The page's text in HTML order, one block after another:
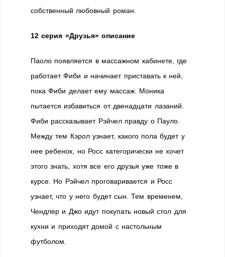
собственный любовный роман.
12 серия «Друзья» описание
Паоло появляется в массажном кабинете, где
работает Фиби и начинает приставать к ней,
пока Фиби делает ему массаж. Моника
пытается избавиться от двенадцати лазаний.
Фиби рассказывает Рэйчел правду о Пауло.
Между тем Кэрол узнает, какого пола будет у
нее ребенок, но Росс категорически не хочет
этого знать, хотя все его друзья уже тоже в
курсе. Но Рэйчел проговаривается и Росс
узнает, что у него будет сын. Тем временем,
Чендлер и Джо идут покупать новый стол для
кухни и приходят домой с настольным
футболом.